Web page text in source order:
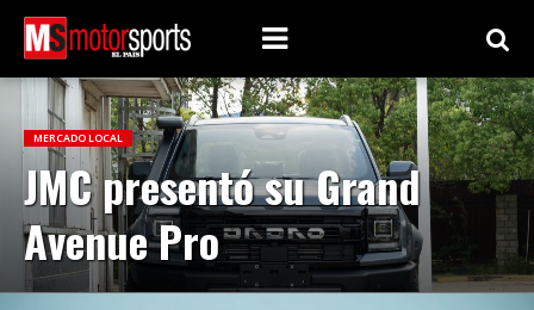
MERCADO LOCAL
JMC presentó su Grand
Avenue Pro